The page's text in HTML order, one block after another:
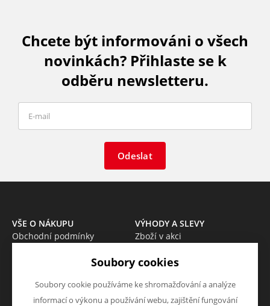
Chcete být informováni o všech
novinkách? Přihlaste se k
odběru newsletteru.
Odeslat
VŠE O NÁKUPU
Obchodní podmínky
Zásady zpracování osobních
údajů (GDPR)
VÝHODY A SLEVY
Zboží v akci
Zboží výprodej
Soubory cookies
Soubory cookie používáme ke shromažďování a analýze
informací o výkonu a používání webu, zajištění fungování